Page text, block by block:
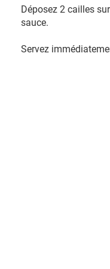
Déposez 2 cailles
sauce.
Servez